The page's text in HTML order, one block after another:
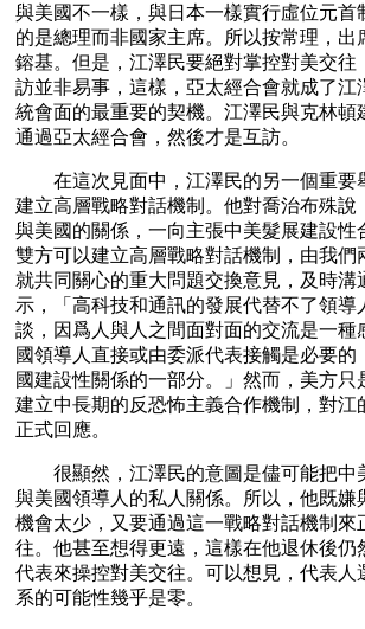
與美國不一樣，與日本一樣實行虛位元首
的是總理而非國家主席。所以按常理，出
鎔基。但是，江澤民要絕對掌控對美交往
訪並非易事，這樣，亞太經合會就成了江
統會面的最重要的契機。江澤民與克林頓
通過亞太經合會，然後才是互訪。
在這次見面中，江澤民的另一個重要
建立高層戰略對話機制。他對喬治布殊說
與美國的關係，一向主張中美髮展建設性
雙方可以建立高層戰略對話機制，由我們
就共同關心的重大問題交換意見，及時溝
示，「高科技和通訊的發展代替不了領導
談，因爲人與人之間面對面的交流是一種
國領導人直接或由委派代表接觸是必要的
國建設性關係的一部分。」然而，美方只
建立中長期的反恐怖主義合作機制，對江
正式回應。
很顯然，江澤民的意圖是儘可能把中
與美國領導人的私人關係。所以，他既嫌
機會太少，又要通過這一戰略對話機制來
往。他甚至想得更遠，這樣在他退休後仍
代表來操控對美交往。可以想見，代表人
系的可能性幾乎是零。